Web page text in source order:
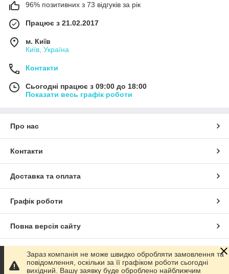
96% позитивних з 73 відгуків за рік
Працює з 21.02.2017
м. Київ
Київ, Україна
Контакти
Сьогодні працює з 09:00 до 18:00
Показати весь графік роботи
Про нас
Контакти
Доставка та оплата
Графік роботи
Повна версія сайту
Сайт створено на маркетплейсіProm.ua
Зараз компанія не може швидко обробляти замовлення та
повідомлення, оскільки за її графіком роботи сьогодні
вихідний. Вашу заявку буде оброблено найближчим